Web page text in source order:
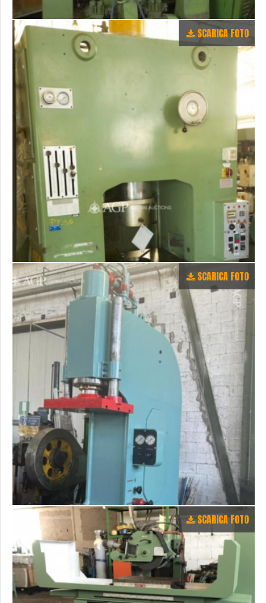
SCARICA FOTO
SCARICA FOTO
SCARICA FOTO